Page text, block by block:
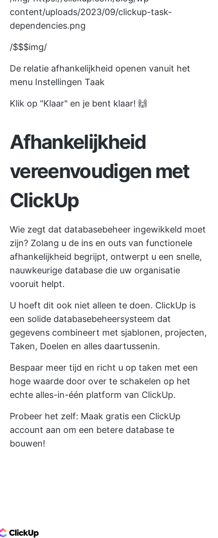
content/uploads/2023/09/clickup-task-
dependencies.png
/$$$img/
De relatie afhankelijkheid openen vanuit het
menu Instellingen Taak
Klik op "Klaar" en je bent klaar! 🙌
Afhankelijkheid
vereenvoudigen met
ClickUp
Wie zegt dat databasebeheer ingewikkeld moet
zijn? Zolang u de ins en outs van functionele
afhankelijkheid begrijpt, ontwerpt u een snelle,
nauwkeurige database die uw organisatie
vooruit helpt.
U hoeft dit ook niet alleen te doen. ClickUp is
een solide databasebeheersysteem dat
gegevens combineert met sjablonen, projecten,
Taken, Doelen en alles daartussenin.
Bespaar meer tijd en richt u op taken met een
hoge waarde door over te schakelen op het
echte alles-in-één platform van ClickUp.
Probeer het zelf: Maak gratis een ClickUp
account aan om een betere database te
bouwen!
Logo